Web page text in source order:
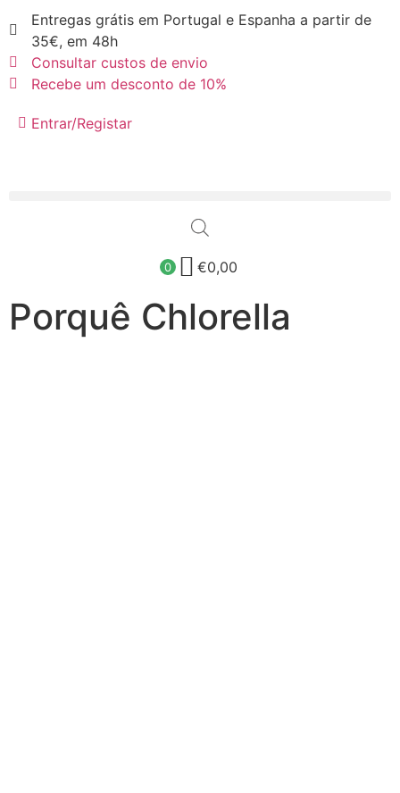
Entregas grátis em Portugal e Espanha a partir de
35€, em 48h
Consultar custos de envio
Recebe um desconto de 10%
Entrar/Registar
0 €0,00
Porquê Chlorella